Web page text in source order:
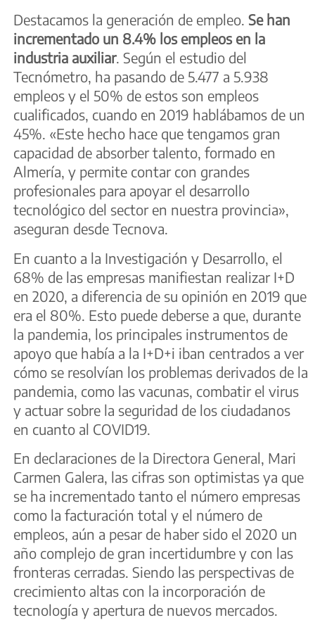
Destacamos la generación de empleo. Se han
incrementado un 8.4% los empleos en la
industria auxiliar. Según el estudio del
Tecnómetro, ha pasando de 5.477 a 5.938
empleos y el 50% de estos son empleos
cualificados, cuando en 2019 hablábamos de un
45%. «Este hecho hace que tengamos gran
capacidad de absorber talento, formado en
Almería, y permite contar con grandes
profesionales para apoyar el desarrollo
tecnológico del sector en nuestra provincia»,
aseguran desde Tecnova.
En cuanto a la Investigación y Desarrollo, el
68% de las empresas manifiestan realizar I+D
en 2020, a diferencia de su opinión en 2019 que
era el 80%. Esto puede deberse a que, durante
la pandemia, los principales instrumentos de
apoyo que había a la I+D+i iban centrados a ver
cómo se resolvían los problemas derivados de la
pandemia, como las vacunas, combatir el virus
y actuar sobre la seguridad de los ciudadanos
en cuanto al COVID19.
En declaraciones de la Directora General, Mari
Carmen Galera, las cifras son optimistas ya que
se ha incrementado tanto el número empresas
como la facturación total y el número de
empleos, aún a pesar de haber sido el 2020 un
año complejo de gran incertidumbre y con las
fronteras cerradas. Siendo las perspectivas de
crecimiento altas con la incorporación de
tecnología y apertura de nuevos mercados.